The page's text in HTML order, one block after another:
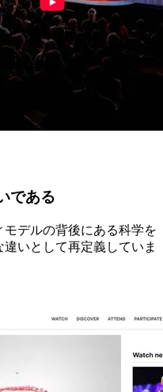
である
デルの背後にある科学を
いとして再定義していま